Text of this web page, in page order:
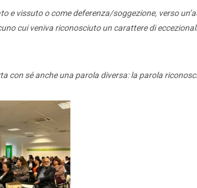
Rassegna stampa
e vissuto o come deferenza/soggezione, verso
cui veniva riconosciuto un carattere di
con sé anche una parola diversa: la parola